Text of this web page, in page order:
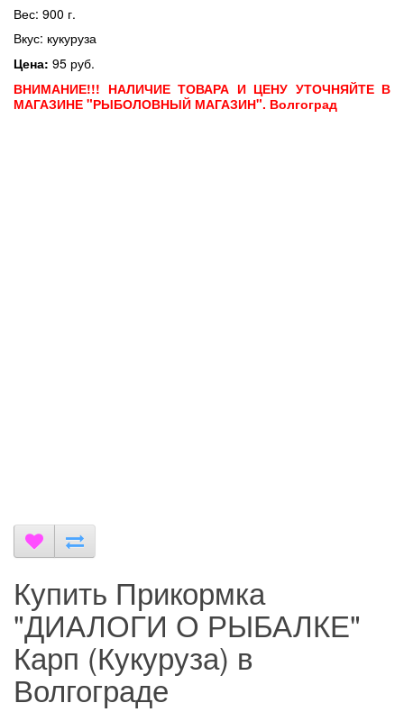
Вес: 900 г.
Вкус: кукуруза
Цена: 95 руб.
ВНИМАНИЕ!!! НАЛИЧИЕ ТОВАРА И ЦЕНУ УТОЧНЯЙТЕ В
МАГАЗИНЕ "РЫБОЛОВНЫЙ МАГАЗИН". Волгоград
Купить Прикормка
"ДИАЛОГИ О РЫБАЛКЕ"
Карп (Кукуруза) в
Волгограде